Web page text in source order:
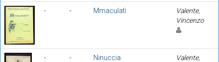
- - Mmaculatì
Valente,
Vincenzo
- - Ninuccia
Valente,